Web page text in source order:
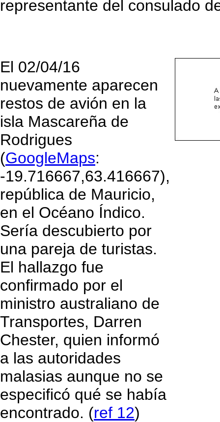
representante del consulado
El 02/04/16
nuevamente aparecen
restos de avión en la
isla Mascareña de
Rodrigues
(GoogleMaps:
-19.716667,63.416667),
república de Mauricio,
en el Océano Índico.
Sería descubierto por
una pareja de turistas.
El hallazgo fue
confirmado por el
ministro australiano de
Transportes, Darren
Chester, quien informó
a las autoridades
malasias aunque no se
especificó qué se había
encontrado. (ref 12)